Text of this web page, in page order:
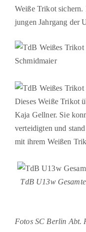
Weiße Trikot
jungen Jahrgang der
Dieses Weiße Trikot
Kaja Gellner. Sie
verteidigten und
mit ihrem Weißen
TdB U13w
Fotos SC Berlin Abt.